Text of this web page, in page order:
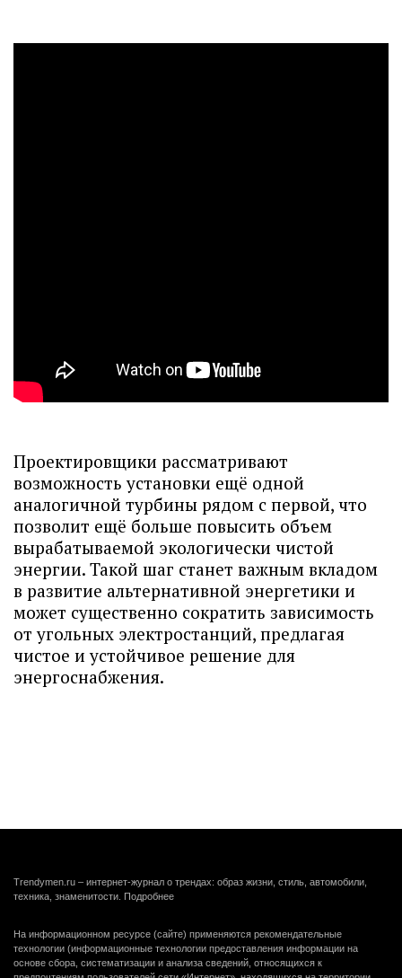
Проектировщики рассматривают
возможность установки ещё одной
аналогичной турбины рядом с первой, что
позволит ещё больше повысить объем
вырабатываемой экологически чистой
энергии. Такой шаг станет важным вкладом
в развитие альтернативной энергетики и
может существенно сократить зависимость
от угольных электростанций, предлагая
чистое и устойчивое решение для
энергоснабжения.
Trendymen.ru – интернет-журнал о трендах: образ жизни, стиль, автомобили,
техника, знаменитости. Подробнее
На информационном ресурсе (сайте) применяются рекомендательные
технологии (информационные технологии предоставления информации на
основе сбора, систематизации и анализа сведений, относящихся к